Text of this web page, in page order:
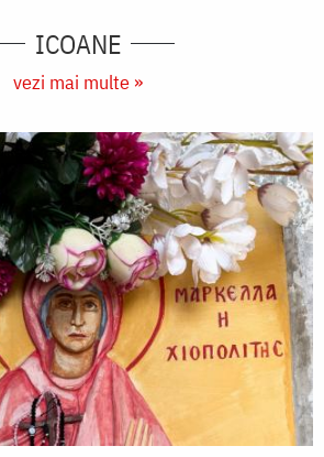
ICOANE
vezi mai multe »